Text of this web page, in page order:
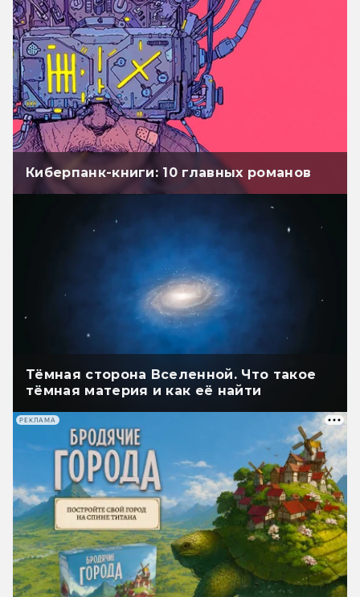
Киберпанк-книги: 10 главных романов
Тёмная сторона Вселенной. Что такое
тёмная материя и как её найти
РЕКЛАМА